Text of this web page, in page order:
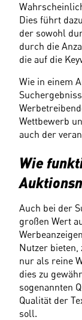
Dies führt
der sowohl
durch die
die auf die
Wie in einem
Wettbewerb
auch der
Wie
Auch bei der
großen Wert
Nutzer bieten,
nur als reine
dies zu
sogenannten
Qualität der
soll.